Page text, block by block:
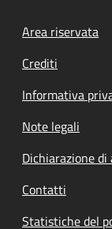
Footer
Area riservata
Crediti
Informativa
Note legali
Dichiarazione
Contatti
Statistiche del